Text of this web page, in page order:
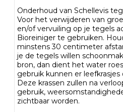
Onderhoud van Schellevis
Voor het verwijderen van
en/of vervuiling op je tegels
Bioreiniger te gebruiken.
minstens 30 centimeter
je de tegels willen
bron, dan dient het water
gebruik kunnen er
Deze krassen zullen na
gebruik,
zichtbaar worden.